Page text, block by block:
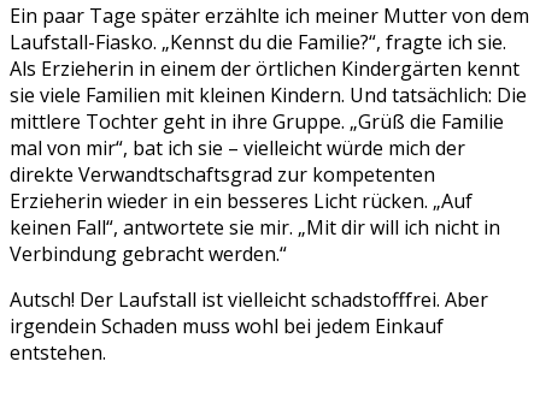
Ein paar Tage später erzählte ich meiner Mutter von dem
Laufstall-Fiasko. „Kennst du die Familie?“, fragte ich sie.
Als Erzieherin in einem der örtlichen Kindergärten kennt
sie viele Familien mit kleinen Kindern. Und tatsächlich: Die
mittlere Tochter geht in ihre Gruppe. „Grüß die Familie
mal von mir“, bat ich sie – vielleicht würde mich der
direkte Verwandtschaftsgrad zur kompetenten
Erzieherin wieder in ein besseres Licht rücken. „Auf
keinen Fall“, antwortete sie mir. „Mit dir will ich nicht in
Verbindung gebracht werden.“
Autsch! Der Laufstall ist vielleicht schadstofffrei. Aber
irgendein Schaden muss wohl bei jedem Einkauf
entstehen.